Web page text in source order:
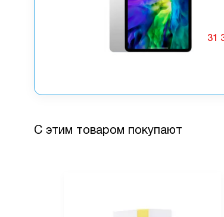
31
С этим товаром покупают